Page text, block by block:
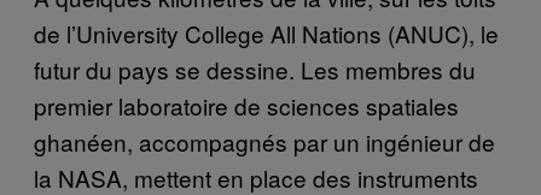
de l’University College All Nations (ANUC), le
futur du pays se dessine. Les membres du
premier laboratoire de sciences spatiales
ghanéen, accompagnés par un ingénieur de
la NASA, mettent en place des instruments